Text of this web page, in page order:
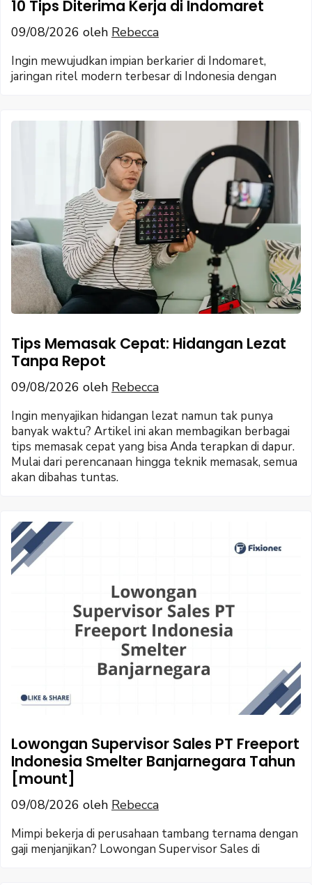
10 Tips Diterima Kerja di Indomaret
09/08/2026 oleh Rebecca
Ingin mewujudkan impian berkarier di Indomaret,
jaringan ritel modern terbesar di Indonesia dengan
Tips Memasak Cepat: Hidangan Lezat
Tanpa Repot
09/08/2026 oleh Rebecca
Ingin menyajikan hidangan lezat namun tak punya
banyak waktu? Artikel ini akan membagikan berbagai
tips memasak cepat yang bisa Anda terapkan di dapur.
Mulai dari perencanaan hingga teknik memasak, semua
akan dibahas tuntas.
Lowongan Supervisor Sales PT Freeport
Indonesia Smelter Banjarnegara Tahun
[mount]
09/08/2026 oleh Rebecca
Mimpi bekerja di perusahaan tambang ternama dengan
gaji menjanjikan? Lowongan Supervisor Sales di